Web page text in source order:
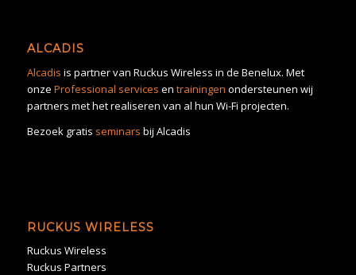
ALCADIS
Alcadis is partner van Ruckus Wireless in de Benelux. Met
onze Professional services en trainingen ondersteunen wij
partners met het realiseren van al hun Wi-Fi projecten.
Bezoek gratis seminars bij Alcadis
RUCKUS WIRELESS
Ruckus Wireless
Ruckus Partners